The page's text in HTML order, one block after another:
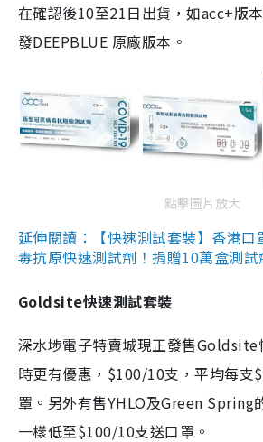
在確認後10至21日出貨，如acc+版
發DEEPBLUE 原廠版本。
點擊圖片放大
延伸閱讀：【快速測試套裝】香港
毒抗原快速測試劑！捐贈10萬盒測
Goldsite快速測試套裝
深水埗電子特賣城現正發售Goldsite
時更有優惠，$100/10支，平均每支
罩。另外有售YHLO及Green Spring
一樣低至$100/10支送口罩。